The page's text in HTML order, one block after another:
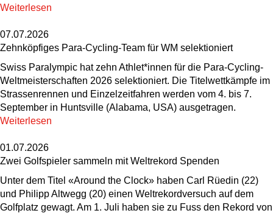
Weiterlesen
07.07.2026
Zehnköpfiges Para-Cycling-Team für WM selektioniert
Swiss Paralympic hat zehn Athlet*innen für die Para-Cycling-
Weltmeisterschaften 2026 selektioniert. Die Titelwettkämpfe im
Strassenrennen und Einzelzeitfahren werden vom 4. bis 7.
September in Huntsville (Alabama, USA) ausgetragen.
Weiterlesen
01.07.2026
Zwei Golfspieler sammeln mit Weltrekord Spenden
Unter dem Titel «Around the Clock» haben Carl Rüedin (22)
und Philipp Altwegg (20) einen Weltrekordversuch auf dem
Golfplatz gewagt. Am 1. Juli haben sie zu Fuss den Rekord von